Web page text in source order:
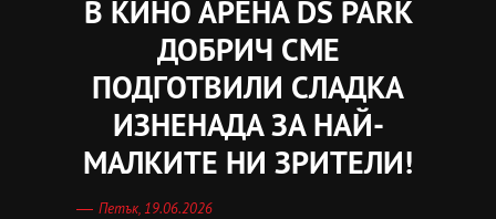
В КИНО АРЕНА DS PARK
ДОБРИЧ СМЕ
ПОДГОТВИЛИ СЛАДКА
ИЗНЕНАДА ЗА НАЙ-
МАЛКИТЕ НИ ЗРИТЕЛИ!
Петък, 19.06.2026